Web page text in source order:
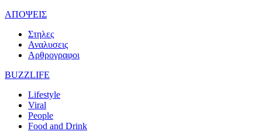
ΑΠΟΨΕΙΣ
Στηλες
Αναλυσεις
Αρθρογραφοι
BUZZLIFE
Lifestyle
Viral
People
Food and Drink